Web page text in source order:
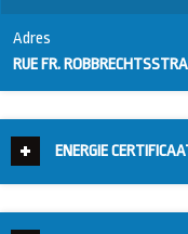
Adres
RUE FR.
ENERGIE